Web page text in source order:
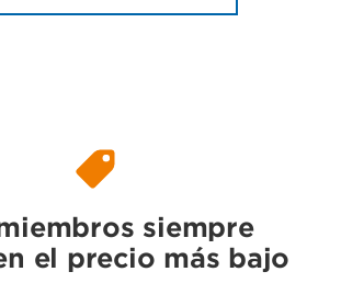
siempre
el precio más bajo